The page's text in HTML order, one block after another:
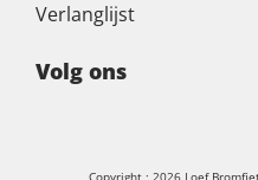
Verlanglijst
Volg ons
Copyright ; 2026 Loef